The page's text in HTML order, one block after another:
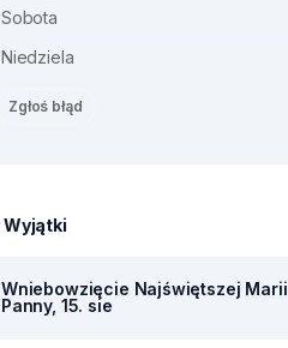
Sobota
Niedziela
Zgłoś błąd
Wyjątki
Wniebowzięcie Najświętszej Marii
Panny, 15. sie